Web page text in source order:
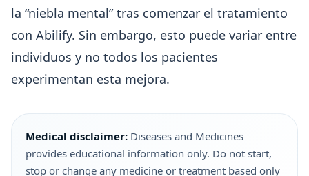
la “niebla mental” tras comenzar el tratamiento
con Abilify. Sin embargo, esto puede variar entre
individuos y no todos los pacientes
experimentan esta mejora.
Medical disclaimer: Diseases and Medicines
provides educational information only. Do not start,
stop or change any medicine or treatment based only